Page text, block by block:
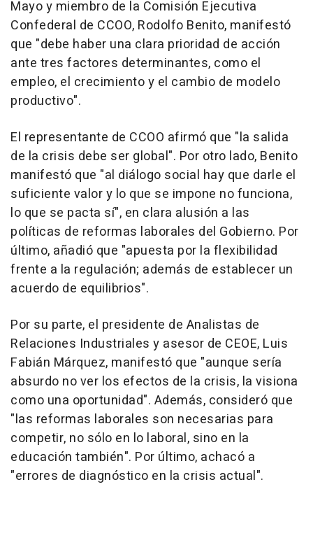
Mayo y miembro de la Comisión Ejecutiva
Confederal de CCOO, Rodolfo Benito, manifestó
que "debe haber una clara prioridad de acción
ante tres factores determinantes, como el
empleo, el crecimiento y el cambio de modelo
productivo".
El representante de CCOO afirmó que "la salida
de la crisis debe ser global". Por otro lado, Benito
manifestó que "al diálogo social hay que darle el
suficiente valor y lo que se impone no funciona,
lo que se pacta sí", en clara alusión a las
políticas de reformas laborales del Gobierno. Por
último, añadió que "apuesta por la flexibilidad
frente a la regulación; además de establecer un
acuerdo de equilibrios".
Por su parte, el presidente de Analistas de
Relaciones Industriales y asesor de CEOE, Luis
Fabián Márquez, manifestó que "aunque sería
absurdo no ver los efectos de la crisis, la visiona
como una oportunidad". Además, consideró que
"las reformas laborales son necesarias para
competir, no sólo en lo laboral, sino en la
educación también". Por último, achacó a
"errores de diagnóstico en la crisis actual".